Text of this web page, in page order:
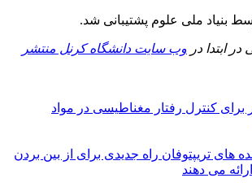
بنیاد ملی علوم پشتیبانی شد.
در ابتدا در وب سایت دانشگاه کرنل منتشر
برای کنترل رفتار مغناطیسی در مواد
های تریپتوفان راه جدیدی برای از بین بردن
می دهند